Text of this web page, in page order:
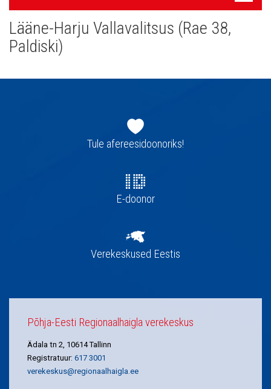
navigatsioon
Lääne-Harju Vallavalitsus (Rae 38,
Paldiski)
navigatsioonTule afereesidoonoriks!
E-doonor
Verekeskused Eestis
Põhja-Eesti Regionaalhaigla verekeskus
Ädala tn 2, 10614 Tallinn
Registratuur: 617 3001
verekeskus@regionaalhaigla.ee